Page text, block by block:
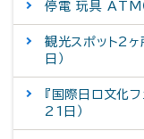
停電 玩具 ATM
観光スポット2
日）
『国際日ロ文化
21日）